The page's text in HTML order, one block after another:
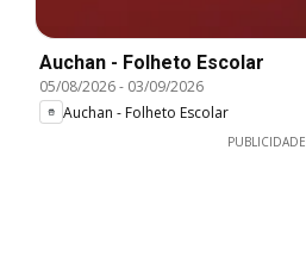
Auchan - Folheto Escolar
05/08/2026- 03/09/2026
Auchan - Folheto Escolar
PUBLICIDADE